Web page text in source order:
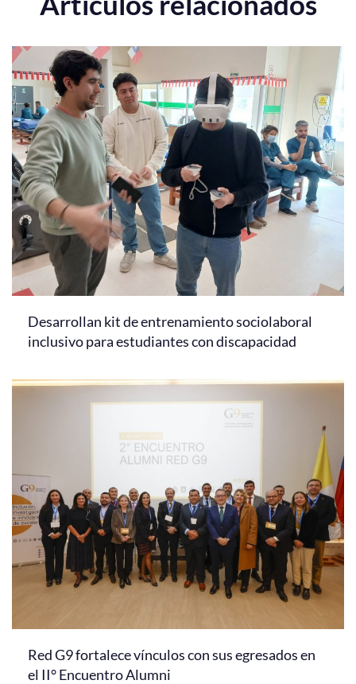
Desarrollan kit de entrenamiento sociolaboral
inclusivo para estudiantes con discapacidad
Red G9 fortalece vínculos con sus egresados en
el II° Encuentro Alumni